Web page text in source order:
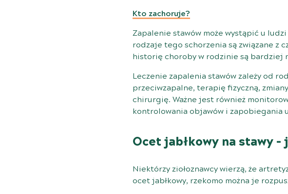
Kto zachoruje?
Zapalenie stawów może wystąpić u
rodzaje tego schorzenia są związane z
historię choroby w rodzinie są bardziej
Leczenie zapalenia stawów zależy od
przeciwzapalne, terapię fizyczną,
chirurgię. Ważne jest również
kontrolowania objawów i zapobiegania
Ocet jabłkowy na stawy –
Niektórzy ziołoznawcy wierzą, że
ocet jabłkowy, rzekomo można je